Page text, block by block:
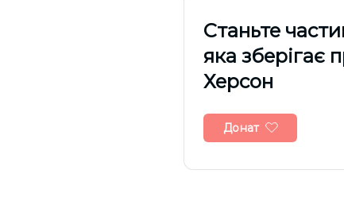
Cтаньте
яка зберігає
Херсон
Донат